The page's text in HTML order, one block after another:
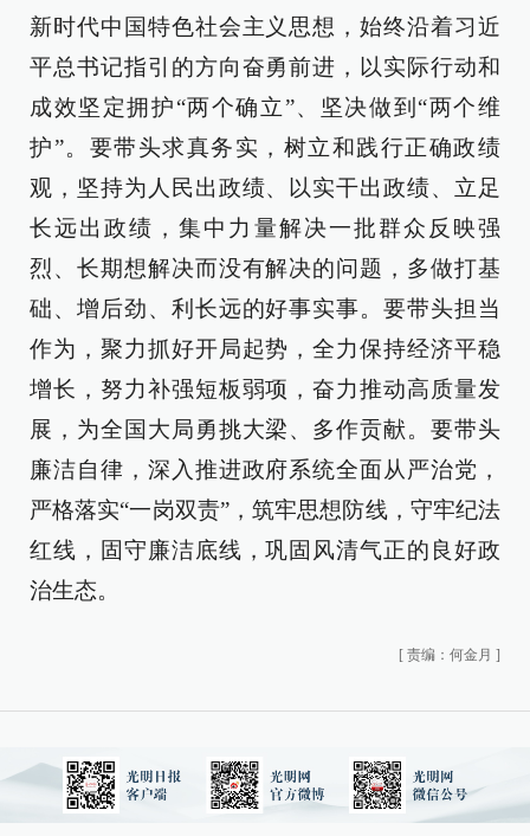
新时代中国特色社会主义思想，始终沿着习近
平总书记指引的方向奋勇前进，以实际行动和
成效坚定拥护“两个确立”、坚决做到“两个维
护”。要带头求真务实，树立和践行正确政绩
观，坚持为人民出政绩、以实干出政绩、立足
长远出政绩，集中力量解决一批群众反映强
烈、长期想解决而没有解决的问题，多做打基
础、增后劲、利长远的好事实事。要带头担当
作为，聚力抓好开局起势，全力保持经济平稳
增长，努力补强短板弱项，奋力推动高质量发
展，为全国大局勇挑大梁、多作贡献。要带头
廉洁自律，深入推进政府系统全面从严治党，
严格落实“一岗双责”，筑牢思想防线，守牢纪法
红线，固守廉洁底线，巩固风清气正的良好政
治生态。
[ 责编：何金月 ]